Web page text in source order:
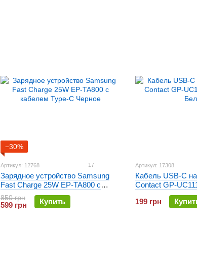
−30%
Артикул: 12768 17
Зарядное устройство Samsung
Fast Charge 25W EP-TA800 с
кабелем Type-C Черное
850 грн
599 грн Купить
Артикул: 17308
Кабель USB-C
Contact GP-
199 грн